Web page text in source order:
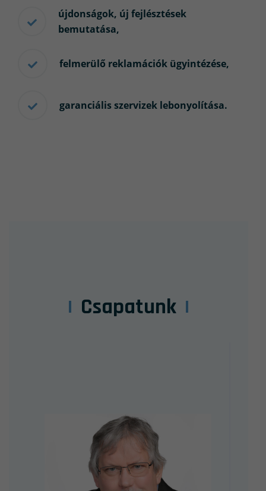
újdonságok, új fejlésztések
bemutatása,
felmerülő reklamációk ügyintézése,
garanciális szervizek lebonyolítása.
Csapatunk